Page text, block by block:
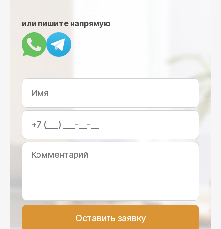
или пишите напрямую